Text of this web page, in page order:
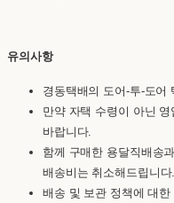
유의사항
경동택배의 도어-투-도어
만약 자택 수령이 아닌
바랍니다.
함께 구매한 용달직배송
배송비는 취소해드립니다.
배송 및 보관 정책에 대